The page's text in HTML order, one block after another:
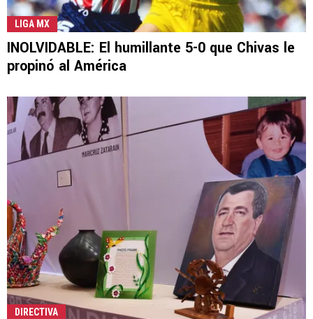
LIGA MX
INOLVIDABLE: El humillante 5-0 que Chivas le
propinó al América
DIRECTIVA